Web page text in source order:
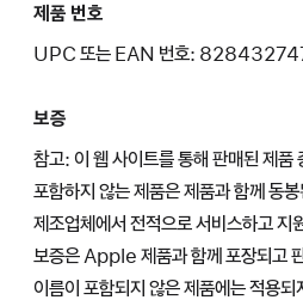
제품 번호
UPC 또는 EAN 번호:
보증
참고: 이 웹 사이트를 통해 판매된 제
포함하지 않는 제품은 제품과 함께 동
제조업체에서 전적으로 서비스하고
보증은 Apple 제품과 함께 포장되고
이름이 포함되지 않은 제품에는 적용